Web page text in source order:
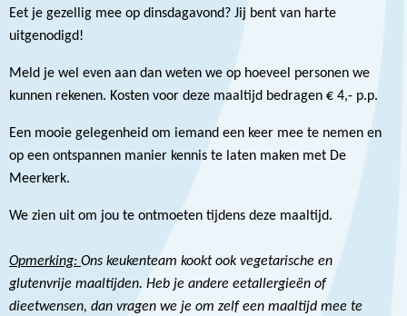
Eet je gezellig mee op dinsdagavond? Jij bent van harte
uitgenodigd!
Meld je wel even aan dan weten we op hoeveel personen we
kunnen rekenen. Kosten voor deze maaltijd bedragen € 4,- p.p.
Een mooie gelegenheid om iemand een keer mee te nemen en
op een ontspannen manier kennis te laten maken met De
Meerkerk.
We zien uit om jou te ontmoeten tijdens deze maaltijd.
Opmerking: Ons keukenteam kookt ook vegetarische en
glutenvrije maaltijden. Heb je andere eetallergieën of
dieetwensen, dan vragen we je om zelf een maaltijd mee te